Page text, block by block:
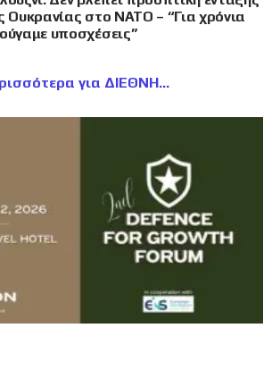
Ουκρανίας στο ΝΑΤΟ – “Για χρόνια
υποσχέσεις”
για ΔΙΕΘΝΗ